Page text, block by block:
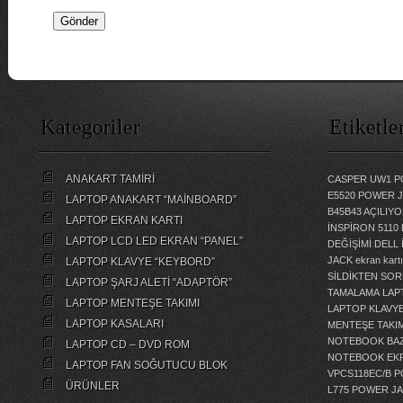
Kategoriler
ANAKART TAMİRİ
LAPTOP ANAKART “MAİNBOARD”
LAPTOP EKRAN KARTI
LAPTOP LCD LED EKRAN “PANEL”
LAPTOP KLAVYE “KEYBORD”
LAPTOP ŞARJ ALETİ “ADAPTÖR”
LAPTOP MENTEŞE TAKIMI
LAPTOP KASALARI
LAPTOP CD – DVD ROM
LAPTOP FAN SOĞUTUCU BLOK
ÜRÜNLER
CASPER UW1
E5520 POWER
B45B43
İNSPİRON
DEĞİŞİMİ
DELL
JACK ekran
SİLDİKTEN
TAMALAMA
LAPTOP
MENTEŞE
NOTEBOOK
NOTEBOOK
VPCS118EC/B
L775 POWER